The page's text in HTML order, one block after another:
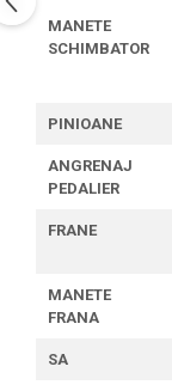
MANETE
SCHIMBATOR
PINIOANE
ANGRENAJ
PEDALIER
FRANE
MANETE
FRANA
SA